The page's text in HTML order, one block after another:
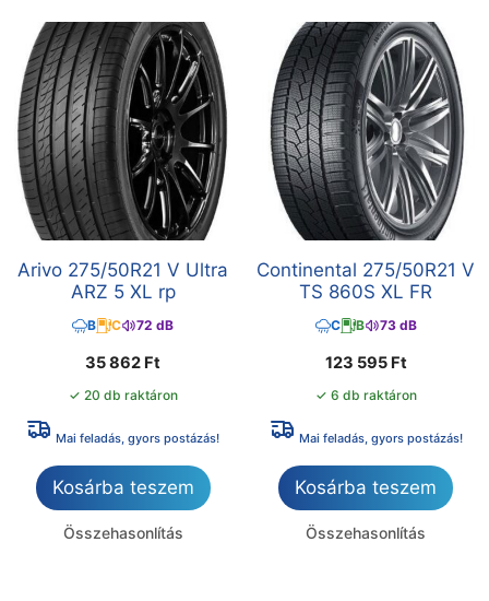
Arivo 275/50R21 V Ultra
ARZ 5 XL rp
B C 72 dB
35 862 Ft
✓ 20 db raktáron
Mai feladás, gyors postázás!
Kosárba teszem
Összehasonlítás
Continental 275/50R21 V
TS 860S XL FR
C B 73 dB
123 595 Ft
✓ 6 db raktáron
Mai feladás, gyors postázás!
Kosárba teszem
Összehasonlítás